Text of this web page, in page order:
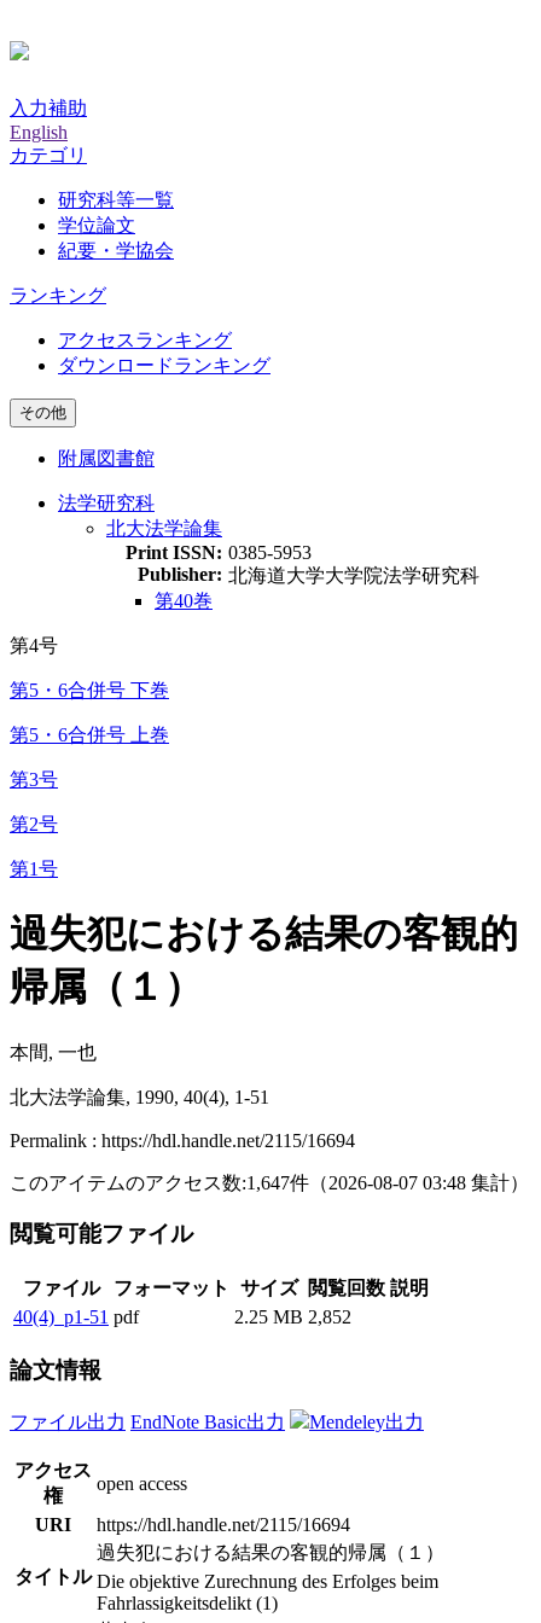
入力補助
English
カテゴリ
研究科等一覧
学位論文
紀要・学協会
ランキング
アクセスランキング
ダウンロードランキング
その他
附属図書館
法学研究科
北大法学論集
Print ISSN: 0385-5953
Publisher: 北海道大学大学院法学研究科
第40巻
第4号
第5・6合併号 下巻
第5・6合併号 上巻
第3号
第2号
第1号
過失犯における結果の客観的
帰属（１）
本間, 一也
北大法学論集, 1990, 40(4), 1-51
Permalink : https://hdl.handle.net/2115/16694
このアイテムのアクセス数:1,647件 （2026-08-07 03:48 集計）
閲覧可能ファイル
ファイル フォーマット サイズ 閲覧回数 説明
40(4)_p1-51 pdf 2.25 MB 2,852
論文情報
ファイル出力 EndNote Basic出力 Mendeley出力
アクセス
権
open access
URI
https://hdl.handle.net/2115/16694
タイトル
過失犯における結果の客観的帰属（１）
Die objektive Zurechnung des Erfolges beim
Fahrlassigkeitsdelikt (1)